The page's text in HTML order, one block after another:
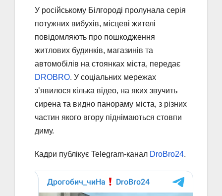
У російському Білгороді пролунала серія
потужних вибухів, місцеві жителі
повідомляють про пошкодження
житлових будинків, магазинів та
автомобілів на стоянках міста, передає
DROBRO. У соціальних мережах
з’явилося кілька відео, на яких звучить
сирена та видно панораму міста, з різних
частин якого вгору піднімаються стовпи
диму.
Кадри публікує Telegram-канал DroBro24.